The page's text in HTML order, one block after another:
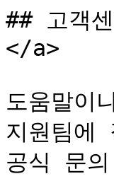
## 고객
</a>
도움말이
지원팀
공식 문